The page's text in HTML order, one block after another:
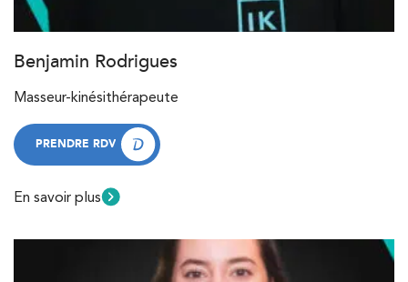
Benjamin Rodrigues
Masseur-kinésithérapeute
PRENDRE RDV
En savoir plus